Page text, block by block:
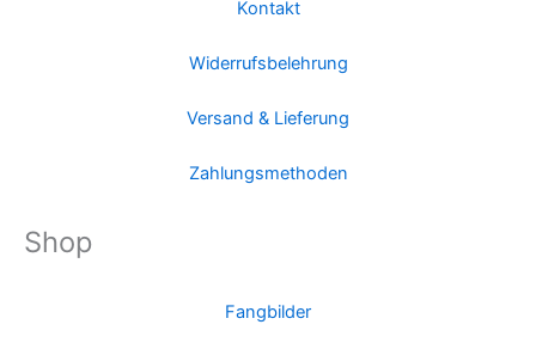
Kontakt
Widerrufsbelehrung
Versand & Lieferung
Zahlungsmethoden
Shop
Fangbilder